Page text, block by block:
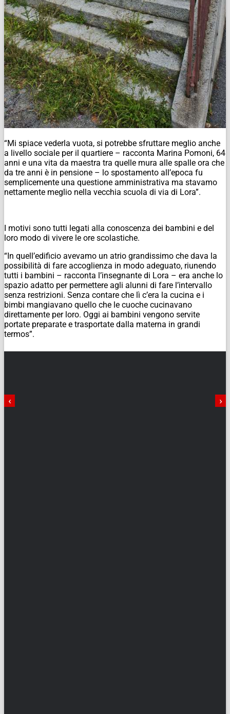
“Mi spiace vederla vuota, si potrebbe sfruttare meglio anche
a livello sociale per il quartiere – racconta Marina Pomoni, 64
anni e una vita da maestra tra quelle mura alle spalle ora che
da tre anni è in pensione – lo spostamento all’epoca fu
semplicemente una questione amministrativa ma stavamo
nettamente meglio nella vecchia scuola di via di Lora”.
I motivi sono tutti legati alla conoscenza dei bambini e del
loro modo di vivere le ore scolastiche.
“In quell’edificio avevamo un atrio grandissimo che dava la
possibilità di fare accoglienza in modo adeguato, riunendo
tutti i bambini – racconta l’insegnante di Lora – era anche lo
spazio adatto per permettere agli alunni di fare l’intervallo
senza restrizioni. Senza contare che lì c’era la cucina e i
bimbi mangiavano quello che le cuoche cucinavano
direttamente per loro. Oggi ai bambini vengono servite
portate preparate e trasportate dalla materna in grandi
termos”.
‹ ›